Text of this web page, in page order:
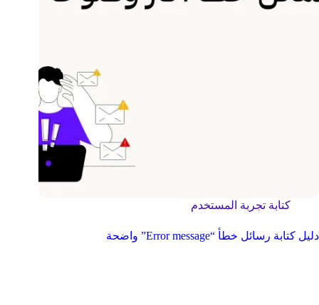
كتابة تجربة المستخدم
دليل كتابة رسائل خطأ “Error message” واضحة